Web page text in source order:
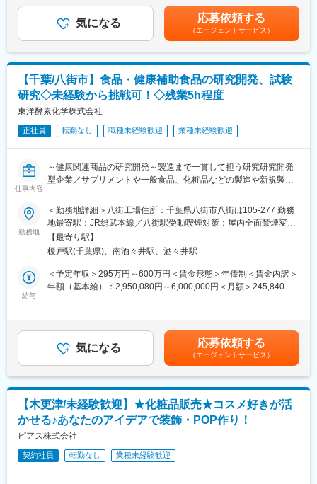
検査の需要が増えています。CTやMRIでは分かりにくい体のはた
らき（機能）を調べられるため、放射性医薬品は欠かせません。
新しい薬の研究や開発も進んでおり、医療現場からのニーズは今
後も安定して高い分野です。
たり20～30分程度）
・配置薬や健康食品の期限管理
・健康相談、新商品・サービスのご提案 など
※一部、新たに配置薬を置いていただくお客様への訪問がありま
す。
品です。
・入社直後～2週間 ： OJT形式で、薬の種類や成分など基礎知識
を身につけます。
す。「会話のコツ」や「商品のご案内方法」といった実践的なス
キルを習得します。
・入社1カ月以降 ： 慣れてきたら独り立ち。既存のお客様をメイ
ンに訪問します。
＜専門資格を取得できる＞
・資格取得後は、資格手当として給与にも反映されます。
■働き方：
・基本土日祝休み／年3回の大型連休あり
・残業20h以内
・スケジュールに合わせて直行直帰可
・転居を伴う転勤はありません
■やりがい：
年収は当社規定に基づき、年齢や経験に応じて決定します。・昇
給：年1回（4月）＜モデル給与＞※入社3年目平均基本給＋各種手
当＋業績連動給→総支給月額344,141円※業績連動給：月の予算達
成や売り上げに対して支払われます。賃金はあくまでも目安の金
額であり、選考を通じて上下する可能性があります。月給(月額)は
固定手当を含めた表記です。
気になる 応募依頼する
（エージェントサービス）
【千葉/八街市】食品・健康補助食品の研究開発、試験
研究◇未経験から挑戦可！◇残業5h程度
東洋酵素化学株式会社
正社員 転勤なし 職種未経験歓迎 業種未経験歓迎
仕事内容
～健康関連商品の研究開発～製造まで一貫して担う研究研究開発
型企業／サプリメントや一般食品、化粧品などの製造や新規製品
中～
■職務概要：食品・健康補助食品の製品開発、試作研究、健康素材
の研究開発、成分分析、品質試験研究を行います。
＼あなたが設計した製品が、自身が創出した製品が、家族の喜び
や、地域の活力、社会の元気に繋がるように、そんな思いと情熱
を持って一緒に取り組んでいけるあなたを待っています／
・品質試験（微生物試験、規格項目適合試験）
・商品試作研究などの業務
性・科学性・独創性を基本に多様的な価値観から、天然素材の健
康機能と用途の研究、新規商品の企画から商品化までのノウハウ
を開発することによりユニークな新規商材をいくつも開発し社会
に送り出してきました。
OEM（相手先ブランド）製品を受注製造し企業向けに供給してい
ます。
勤務地
＜勤務地詳細＞八街工場住所：千葉県八街市八街は105-277 勤務
地最寄駅：JR総武本線／八街駅受動喫煙対策：屋内全面禁煙変更
の範囲：会社の定める事業所
【最寄り駅】
榎戸駅(千葉県)、南酒々井駅、酒々井駅
給与
＜予定年収＞295万円～600万円＜賃金形態＞年俸制＜賃金内訳＞
年額（基本給）：2,950,080円～6,000,000円＜月額＞245,840円
くまでも目安の金額であり、選考を通じて上下する可能性があり
ます。月給(月額)は固定手当を含めた表記です。
気になる 応募依頼する
（エージェントサービス）
【木更津/未経験歓迎】★化粧品販売★コスメ好きが活
かせる♪あなたのアイデアで装飾・POP作り！
ピアス株式会社
契約社員 転勤なし 業種未経験歓迎